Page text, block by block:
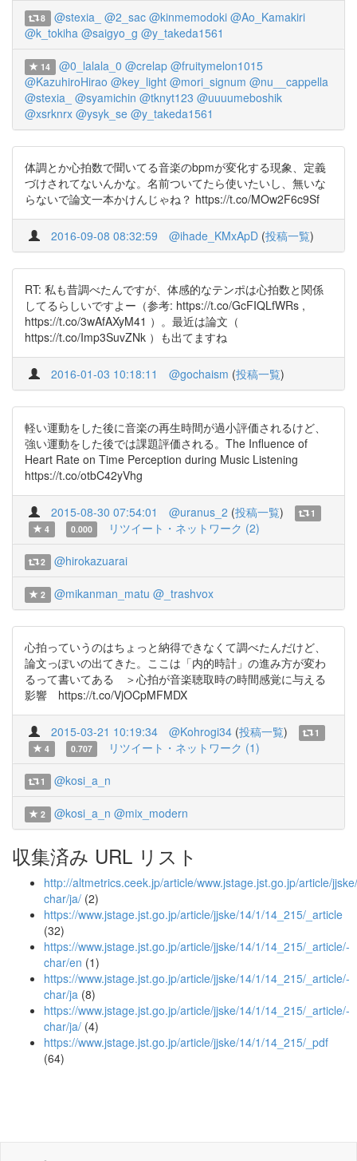
8 @stexia_ @2_sac @kinmemodoki @Ao_Kamakiri
@k_tokiha @saigyo_g @y_takeda1561
14 @0_lalala_0 @crelap @fruitymelon1015
@KazuhiroHirao @key_light @mori_signum @nu__cappella
@stexia_ @syamichin @tknyt123 @uuuumeboshik
@xsrknrx @ysyk_se @y_takeda1561
体調とか心拍数で聞いてる音楽のbpmが変化する現象、定義
づけされてないんかな。名前ついてたら使いたいし、無いな
らないで論文一本かけんじゃね？ https://t.co/MOw2F6c9Sf
2016-09-08 08:32:59 @ihade_KMxApD (投稿一覧)
RT: 私も昔調べたんですが、体感的なテンポは心拍数と関係
してるらしいですよー（参考: https://t.co/GcFIQLfWRs ,
https://t.co/3wAfAXyM41 ）。最近は論文（
https://t.co/Imp3SuvZNk ）も出てますね
2016-01-03 10:18:11 @gochaism (投稿一覧)
軽い運動をした後に音楽の再生時間が過小評価されるけど、
強い運動をした後では課題評価される。The Influence of
Heart Rate on Time Perception during Music Listening
https://t.co/otbC42yVhg
2015-08-30 07:54:01 @uranus_2 (投稿一覧)
1
4
0.000 リツイート・ネットワーク (2)
2 @hirokazuarai
2 @mikanman_matu @_trashvox
心拍っていうのはちょっと納得できなくて調べたんだけど、
論文っぽいの出てきた。ここは「内的時計」の進み方が変わ
るって書いてある ＞心拍が音楽聴取時の時間感覚に与える
影響 https://t.co/VjOCpMFMDX
2015-03-21 10:19:34 @Kohrogi34 (投稿一覧)
1
4
0.707 リツイート・ネットワーク (1)
1 @kosi_a_n
2 @kosi_a_n @mix_modern
収集済み URL リスト
http://altmetrics.ceek.jp/article/www.jstage.jst.go.jp/article/
char/ja/ (2)
https://www.jstage.jst.go.jp/article/jjske/14/1/14_215/_article
(32)
https://www.jstage.jst.go.jp/article/jjske/14/1/14_215/_article/-
char/en (1)
https://www.jstage.jst.go.jp/article/jjske/14/1/14_215/_article/-
char/ja (8)
https://www.jstage.jst.go.jp/article/jjske/14/1/14_215/_article/-
char/ja/ (4)
https://www.jstage.jst.go.jp/article/jjske/14/1/14_215/_pdf
(64)